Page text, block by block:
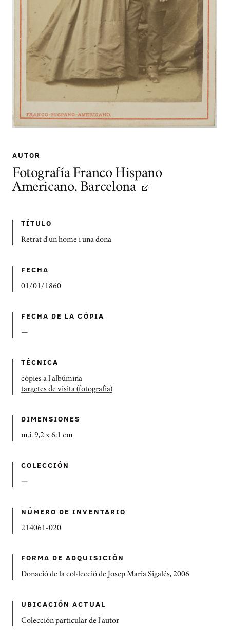
AUTOR
Fotografía Franco Hispano
Americano. Barcelona
TÍTULO
Retrat d'un home i una dona
FECHA
01/01/1860
FECHA DE LA CÓPIA
—
TÉCNICA
còpies a l'albúmina
targetes de visita (fotografia)
DIMENSIONES
m.i. 9,2 x 6,1 cm
COLECCIÓN
—
NÚMERO DE INVENTARIO
214061-020
FORMA DE ADQUISICIÓN
Donació de la col·lecció de Josep Maria Sigalés, 2006
UBICACIÓN ACTUAL
Colección particular de l'autor